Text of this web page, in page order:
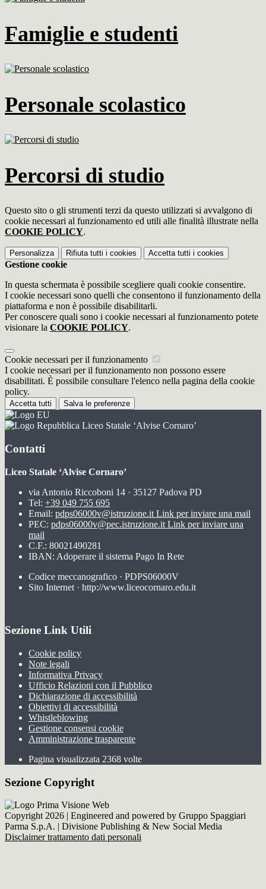
Famiglie e studenti
Personale scolastico
Percorsi di studio
Questo sito o gli strumenti terzi da questo utilizzati si avvalgono di
cookie necessari al funzionamento ed utili alle finalità illustrate nella
COOKIE POLICY.
Personalizza Rifiuta tutti i cookies Accetta tutti i cookies
Gestione cookie
In questa schermata è possibile scegliere quali cookie consentire.
I cookie necessari sono quelli che consentono il funzionamento della
piattaforma e non è possibile disabilitarli.
Per conoscere quali sono i cookie necessari al funzionamento potete
visionare la COOKIE POLICY.
Cookie necessari per il funzionamento
I cookie necessari per il funzionamento non possono essere
disabilitati. È possibile consultare l'elenco nella pagina della cookie
policy.
Accetta tutti Salva le preferenze
Liceo Statale ‘Alvise Cornaro’
Contatti
Liceo Statale ‘Alvise Cornaro’
via Antonio Riccoboni 14 · 35127 Padova PD
Tel: +39 049 755 695
Email: pdps06000v@istruzione.it Link per inviare una mail
PEC: pdps06000v@pec.istruzione.it Link per inviare una
mail
C.F.: 80021490281
IBAN: Adoperare il sistema Pago In Rete
Codice meccanografico · PDPS06000V
Sito Internet · http://www.liceocornaro.edu.it
Sezione Link Utili
Cookie policy
Note legali
Informativa Privacy
Ufficio Relazioni con il Pubblico
Dichiarazione di accessibilità
Obiettivi di accessibilità
Whistleblowing
Gestione consensi cookie
Amministrazione trasparente
Pagina visualizzata 2368 volte
Sezione Copyright
Copyright 2026 | Engineered and powered by Gruppo Spaggiari
Parma S.p.A. | Divisione Publishing & New Social Media
Disclaimer trattamento dati personali